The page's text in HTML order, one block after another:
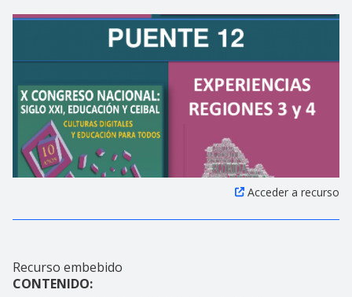
Acceder a recurso
Recurso embebido
CONTENIDO: